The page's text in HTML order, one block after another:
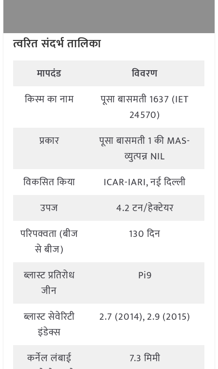
त्वरित संदर्भ तालिका
मापदंड
विवरण
किस्म का नाम
पूसा बासमती 1637 (IET
24570)
प्रकार
पूसा बासमती 1 की MAS-
व्युत्पन्न NIL
विकसित किया
ICAR-IARI, नई दिल्ली
उपज
4.2 टन/हेक्टेयर
परिपक्वता (बीज
से बीज)
130 दिन
ब्लास्ट प्रतिरोध
जीन
Pi9
ब्लास्ट सेवेरिटी
इंडेक्स
2.7 (2014), 2.9 (2015)
कर्नेल लंबाई
7.3 मिमी